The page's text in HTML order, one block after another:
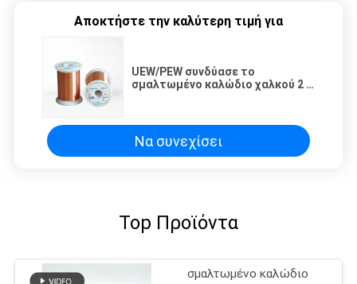
Αποκτήστε την καλύτερη τιμή για
UEW/PEW συνδύασε το
σμαλτωμένο καλώδιο χαλκού 2 -
Να συνεχίσει
Top Προϊόντα
σμαλτωμένο καλώδιο